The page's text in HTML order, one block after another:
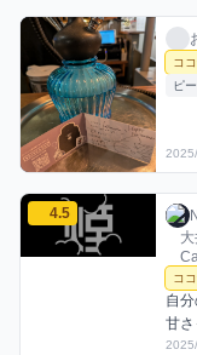
おりりのココナッお
利
コ
ピ
Na.Oのココナッツ
4.5 利
コ
コ
自
甘
評